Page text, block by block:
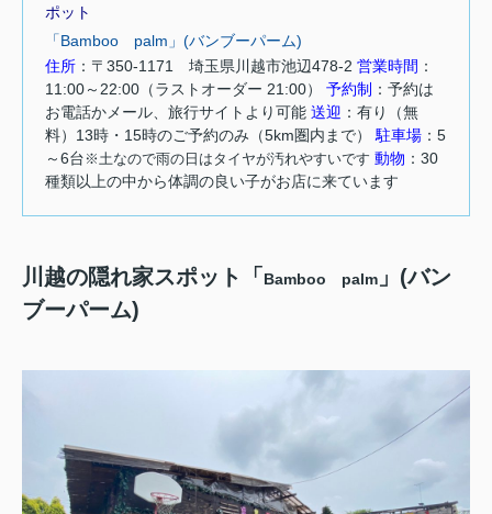
ポット
「Bamboo palm」(バンブーパーム)
住所 ：〒350-1171 埼玉県川越市池辺478-2 営業時間 ：
11:00～22:00（ラストオーダー 21:00） 予約制 ：予約は
お電話かメール、旅行サイトより可能 送迎 ：有り（無
料）13時・15時のご予約のみ（5km圏内まで）駐車場 ：5
～6台 ※土なので雨の日はタイヤが汚れやすいです 動物 ：30
種類以上の中から体調の良い子がお店に来ています
川越の隠れ家スポット「 Bamboo palm 」(バン
ブーパーム)